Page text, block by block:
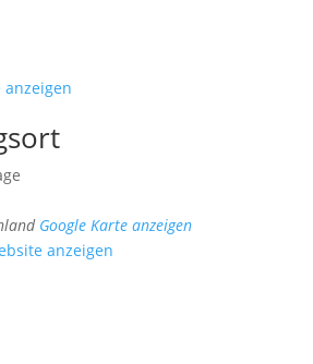
Google Karte anzeigen
anzeigen